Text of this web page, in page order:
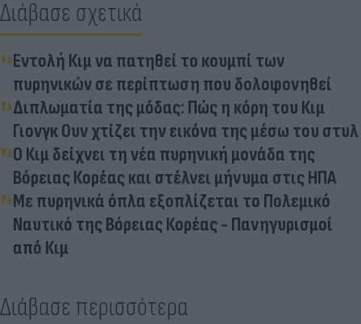
Διάβασε σχετικά
Εντολή Κιμ να πατηθεί το κουμπί των
πυρηνικών σε περίπτωση που δολοφονηθεί
Διπλωματία της μόδας: Πώς η κόρη του Κιμ
Γιονγκ Ουν χτίζει την εικόνα της μέσω του στυλ
Ο Κιμ δείχνει τη νέα πυρηνική μονάδα της
Βόρειας Κορέας και στέλνει μήνυμα στις ΗΠΑ
Με πυρηνικά όπλα εξοπλίζεται το Πολεμικό
Ναυτικό της Βόρειας Κορέας - Πανηγυρισμοί
από Κιμ
Διάβασε περισσότερα